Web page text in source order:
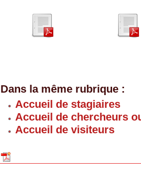
Dans la même rubrique :
Accueil de stagiaires
Accueil de chercheurs
Accueil de visiteurs